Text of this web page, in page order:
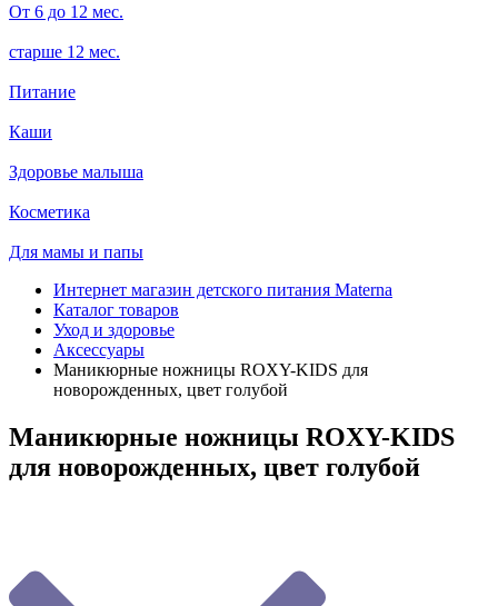
От 6 до 12 мес.
старше 12 мес.
Питание
Каши
Здоровье малыша
Косметика
Для мамы и папы
Интернет магазин детского питания Materna
Каталог товаров
Уход и здоровье
Аксессуары
Маникюрные ножницы ROXY-KIDS для
новорожденных, цвет голубой
Маникюрные ножницы ROXY-KIDS
для новорожденных, цвет голубой